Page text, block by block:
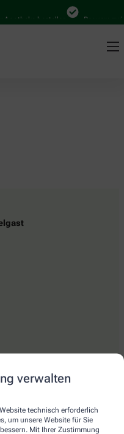
verwalten
technisch erforderlich
um unsere Website für Sie
Mit Ihrer Zustimmung
bestellen Bequem
Ihrer Apotheke vor Ort.